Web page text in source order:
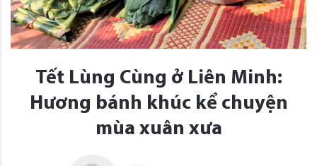
Tết Lùng Cùng ở Liên Minh:
Hương bánh khúc kể chuyện
mùa xuân xưa